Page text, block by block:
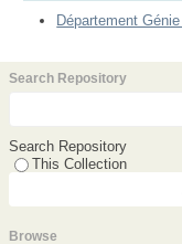
Département
Search Repository
Search Repository
This Collection
Browse